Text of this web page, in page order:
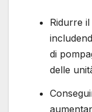
Ridurre
di
delle